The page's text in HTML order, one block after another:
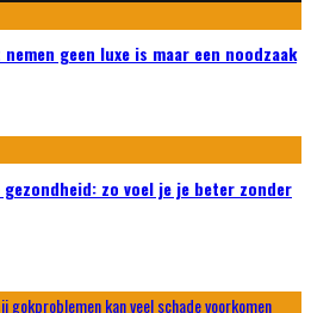
geen luxe is maar een noodzaak
zo voel je je beter zonder